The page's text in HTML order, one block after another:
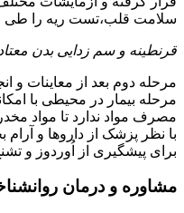
سلامت قلب،تست ریه را طی
قرنطینه و سم زدایی بدن
مرحله دوم بعد از معاینات و
مرحله بیمار در محیطی با
مصرف مواد ندارد تا مواد
با نظر پزشک از داروها و
برای پیشگیری از اُوردوز و
مشاوره و درمان